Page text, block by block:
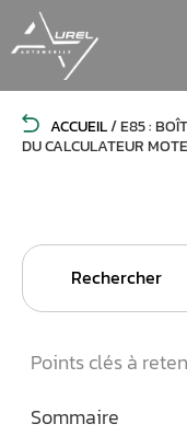
ACCUEIL/E85 :
DU CALCULATEUR
Search
Points clés à
Sommaire